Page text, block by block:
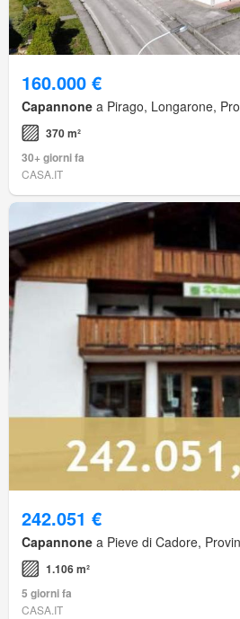
160.000 €
Capannone a Pirago, Longarone,
370 m²
30+ giorni fa
CASA.IT
242.051 €
Capannone a Pieve di Cadore,
1.106 m²
5 giorni fa
CASA.IT